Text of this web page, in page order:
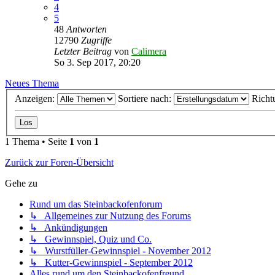
4
5
48 Antworten
12790 Zugriffe
Letzter Beitrag von Calimera
So 3. Sep 2017, 20:20
Neues Thema
Anzeigen:
Sortiere nach:
1 Thema • Seite 1 von 1
Zurück zur Foren-Übersicht
Gehe zu
Rund um das Steinbackofenforum
↳ Allgemeines zur Nutzung des Forums
↳ Ankündigungen
↳ Gewinnspiel, Quiz und Co.
↳ Wurstfüller-Gewinnspiel - November 2012
↳ Kutter-Gewinnspiel - September 2012